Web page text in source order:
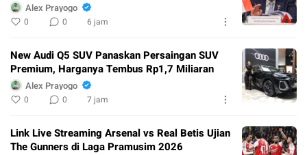
Alex Prayogo
0 0 6 jam
New Audi Q5 SUV Panaskan Persaingan SUV
Premium, Harganya Tembus Rp1,7 Miliaran
Alex Prayogo
0 0 7 jam
Link Live Streaming Arsenal vs Real Betis Ujian
The Gunners di Laga Pramusim 2026